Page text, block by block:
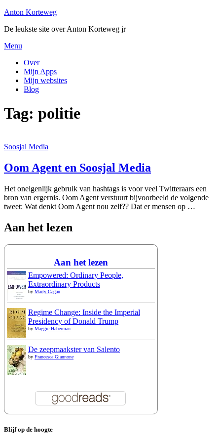
Ga
de
Anton Korteweg
De leukste site over Anton Korteweg jr
Menu
Over
Mijn Apps
Mijn websites
Blog
Tag: politie
Soosjal Media
Oom Agent en Soosjal Media
Het oneigenlijk gebruik van hashtags is voor veel Twitteraars een
bron van ergernis. Oom Agent verstuurt bijvoorbeeld de volgende
tweet: Wat denkt Oom Agent nou zelf?? Dat er mensen op …
Aan het lezen
Aan het lezen
Empowered: Ordinary People,
Extraordinary Products
by Marty Cagan
Regime Change: Inside the Imperial
Presidency of Donald Trump
by Maggie Haberman
De zeepmaakster van Salento
by Francesca Giannone
Blijf op de hoogte